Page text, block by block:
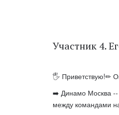
Участник 4.
🖐 Приветствую!✏
➡️ Динамо Москва --
между командами